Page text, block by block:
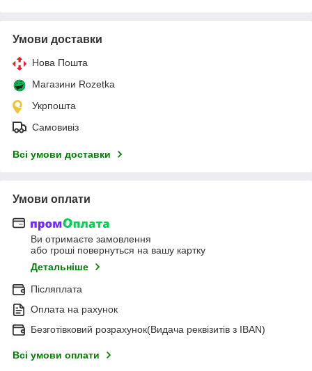
Умови доставки
Нова Пошта
Магазини Rozetka
Укрпошта
Самовивіз
Всі умови доставки
Умови оплати
Ви отримаєте замовлення
або гроші повернуться на вашу картку
Детальніше
Післяплата
Оплата на рахунок
Безготівковий розрахунок(Видача реквізитів з IBAN)
Всі умови оплати